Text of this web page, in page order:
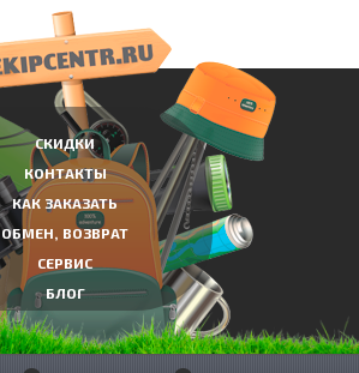
СКИДКИ
КОНТАКТЫ
КАК ЗАКАЗАТЬ
ОБМЕН, ВОЗВРАТ
СЕРВИС
БЛОГ